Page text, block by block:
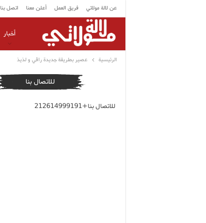
عن لالة مولاتي فريق العمل أعلن معنا اتصل بنا
أخبار
الرئيسية عصير بطريقة جديدة راقي و لذيذ
للاتصال بنا
للاتصال بنا+212614999191